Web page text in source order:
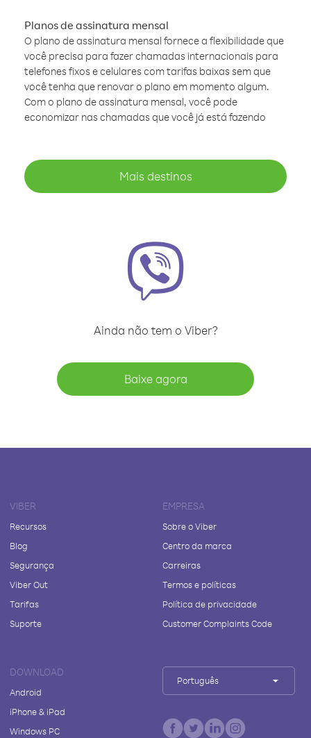
Planos de assinatura mensal
O plano de assinatura mensal fornece a flexibilidade que
você precisa para fazer chamadas internacionais para
telefones fixos e celulares com tarifas baixas sem que
você tenha que renovar o plano em momento algum.
Com o plano de assinatura mensal, você pode
economizar nas chamadas que você já está fazendo
Mais destinos
Ainda não tem o Viber?
Baixe agora
VIBER
Recursos
Blog
Segurança
Viber Out
Tarifas
Suporte
EMPRESA
Sobre o Viber
Centro da marca
Carreiras
Termos e políticas
Política de privacidade
Customer Complaints Code
DOWNLOAD
Android
iPhone & iPad
Windows PC
Português